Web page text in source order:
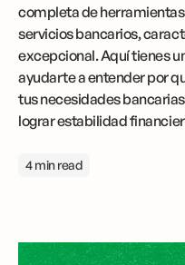
completa de
servicios bancarios,
excepcional. Aquí tienes
ayudarte a entender por
tus necesidades
lograr estabilidad
4 min read